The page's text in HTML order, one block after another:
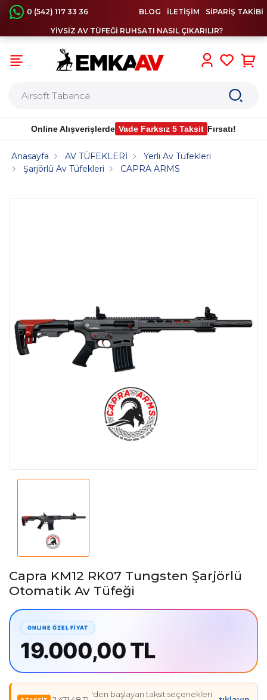
0 (542) 117 33 36 BLOG İLETİŞİM SİPARİŞ TAKİBİ
YİVSİZ AV TÜFEĞİ RUHSATI NASIL ÇIKARILIR?
Online Alışverişlerde Vade Farksız 5 Taksit Fırsatı!
Anasayfa AV TÜFEKLERİ
Yerli Av Tüfekleri
Şarjörlü Av Tüfekleri
CAPRA ARMS
Capra KM12 RK07 Tungsten Şarjörlü
Otomatik Av Tüfeği
19.000,00 TL
'den başlayan taksit seçenekleri